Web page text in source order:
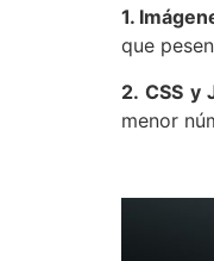
1.
que
2. CSS y
menor